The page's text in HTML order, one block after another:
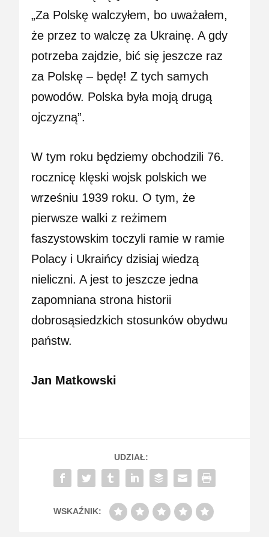
„Za Polskę walczyłem, bo uważałem,
że przez to walczę za Ukrainę. A gdy
potrzeba zajdzie, bić się jeszcze raz
za Polskę – będę! Z tych samych
powodów. Polska była moją drugą
ojczyzną”.
W tym roku będziemy obchodzili 76.
rocznicę klęski wojsk polskich we
wrześniu 1939 roku. O tym, że
pierwsze walki z reżimem
faszystowskim toczyli ramie w ramie
Polacy i Ukraińcy dzisiaj wiedzą
nieliczni. A jest to jeszcze jedna
zapomniana strona historii
dobrosąsiedzkich stosunków obydwu
państw.
Jan Matkowski
UDZIAŁ:
WSKAŹNIK: